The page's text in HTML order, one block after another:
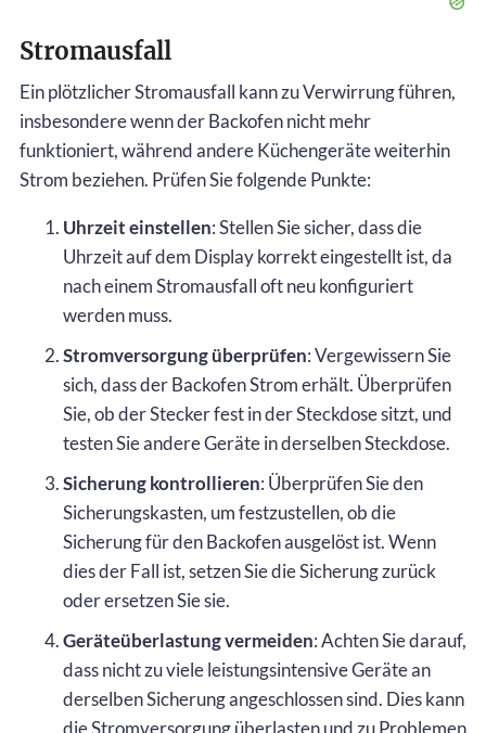
Stromausfall
Ein plötzlicher Stromausfall kann zu Verwirrung führen,
insbesondere wenn der Backofen nicht mehr
funktioniert, während andere Küchengeräte weiterhin
Strom beziehen. Prüfen Sie folgende Punkte:
Uhrzeit einstellen: Stellen Sie sicher, dass die
Uhrzeit auf dem Display korrekt eingestellt ist, da
nach einem Stromausfall oft neu konfiguriert
werden muss.
Stromversorgung überprüfen: Vergewissern Sie
sich, dass der Backofen Strom erhält. Überprüfen
Sie, ob der Stecker fest in der Steckdose sitzt, und
testen Sie andere Geräte in derselben Steckdose.
Sicherung kontrollieren: Überprüfen Sie den
Sicherungskasten, um festzustellen, ob die
Sicherung für den Backofen ausgelöst ist. Wenn
dies der Fall ist, setzen Sie die Sicherung zurück
oder ersetzen Sie sie.
Geräteüberlastung vermeiden: Achten Sie darauf,
dass nicht zu viele leistungsintensive Geräte an
derselben Sicherung angeschlossen sind. Dies kann
die Stromversorgung überlasten und zu Problemen